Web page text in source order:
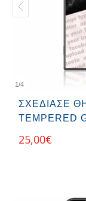
1/4
ΣΧΕΔΊΑΣΕ
TEMPERED
25,00€